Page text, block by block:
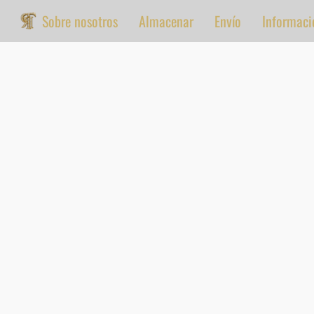
Sobre nosotros Almacenar Envío